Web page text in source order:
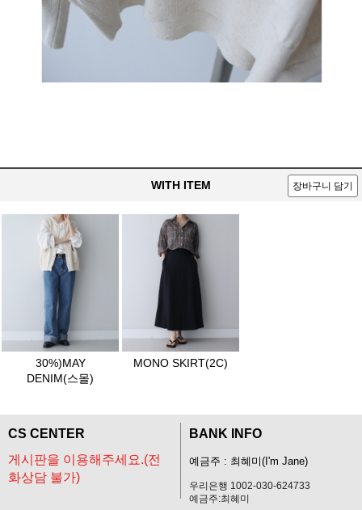
WITH ITEM 장바구니 담기
30%)MAY
DENIM(스몰)
MONO SKIRT(2C)
CS CENTER
게시판을 이용해주세요.(전
화상담 불가)
BANK INFO
예금주 : 최혜미(I'm Jane)
우리은행 1002-030-624733
예금주:최혜미